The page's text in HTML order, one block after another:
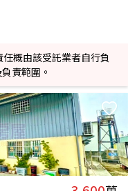
概由該受託業者自行負
責範圍。